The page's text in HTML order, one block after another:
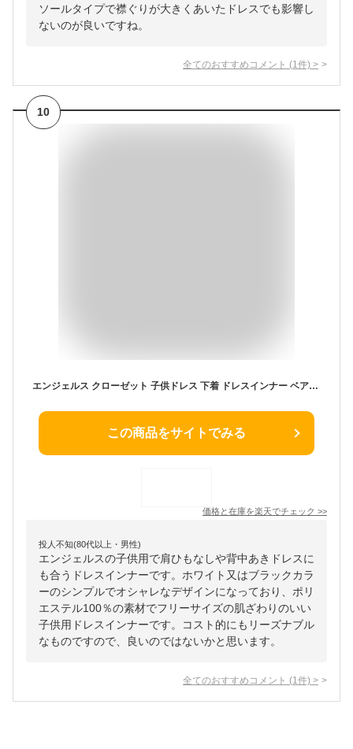
ソールタイプで襟ぐりが大きくあいたドレスでも影響し
ないのが良いですね。
全てのおすすめコメント (1 件) >
10
エンジェルス クローゼット 子供ドレス 下着 ドレスインナー ベアトップ シフォンフレア 肌着 アンダーウェア ピアノ発表会 ホワイト フリーサイズ (ホワイト, Free Size)
この商品をサイトでみる
価格と在庫を楽天でチェック >>
投人不知(80代以上・男性)
エンジェルスの子供用で肩ひもなしや背中あきドレスに
も合うドレスインナーです。ホワイト又はブラックカラ
ーのシンプルでオシャレなデザインになっており、ポリ
エステル100％の素材でフリーサイズの肌ざわりのいい
子供用ドレスインナーです。コスト的にもリーズナブル
なものですので、良いのではないかと思います。
全てのおすすめコメント (1 件) >